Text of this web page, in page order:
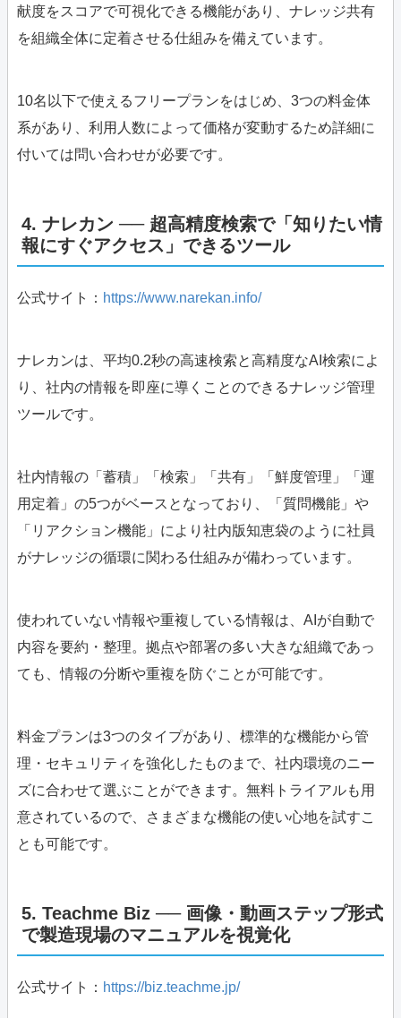
献度をスコアで可視化できる機能があり、ナレッジ共有
を組織全体に定着させる仕組みを備えています。
10名以下で使えるフリープランをはじめ、3つの料金体
系があり、利用人数によって価格が変動するため詳細に
付いては問い合わせが必要です。
4. ナレカン ── 超高精度検索で「知りたい情
報にすぐアクセス」できるツール
公式サイト： https://www.narekan.info/
ナレカンは、平均0.2秒の高速検索と高精度なAI検索によ
り、社内の情報を即座に導くことのできるナレッジ管理
ツールです。
社内情報の「蓄積」「検索」「共有」「鮮度管理」「運
用定着」の5つがベースとなっており、「質問機能」や
「リアクション機能」により社内版知恵袋のように社員
がナレッジの循環に関わる仕組みが備わっています。
使われていない情報や重複している情報は、AIが自動で
内容を要約・整理。拠点や部署の多い大きな組織であっ
ても、情報の分断や重複を防ぐことが可能です。
料金プランは3つのタイプがあり、標準的な機能から管
理・セキュリティを強化したものまで、社内環境のニー
ズに合わせて選ぶことができます。無料トライアルも用
意されているので、さまざまな機能の使い心地を試すこ
とも可能です。
5. Teachme Biz ── 画像・動画ステップ形式
で製造現場のマニュアルを視覚化
公式サイト： https://biz.teachme.jp/